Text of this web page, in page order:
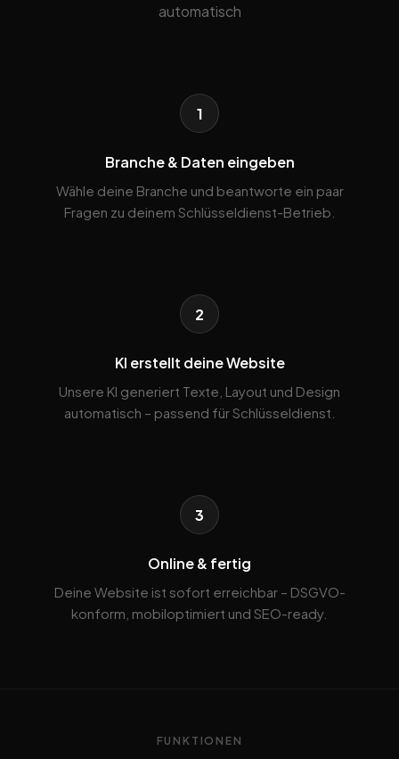
automatisch
1
Branche & Daten eingeben
Wähle deine Branche und beantworte ein paar
Fragen zu deinem Schlüsseldienst-Betrieb.
2
KI erstellt deine Website
Unsere KI generiert Texte, Layout und Design
automatisch – passend für Schlüsseldienst.
3
Online & fertig
Deine Website ist sofort erreichbar – DSGVO-
konform, mobiloptimiert und SEO-ready.
FUNKTIONEN